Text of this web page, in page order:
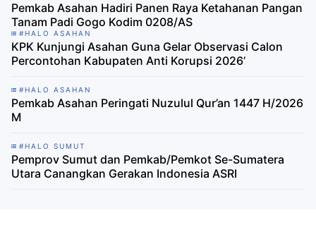
Pemkab Asahan Hadiri Panen Raya Ketahanan Pangan
Tanam Padi Gogo Kodim 0208/AS
#HALO ASAHAN
KPK Kunjungi Asahan Guna Gelar Observasi Calon
Percontohan Kabupaten Anti Korupsi 2026’
#HALO ASAHAN
Pemkab Asahan Peringati Nuzulul Qur’an 1447 H/2026
M
#HALO SUMUT
Pemprov Sumut dan Pemkab/Pemkot Se-Sumatera
Utara Canangkan Gerakan Indonesia ASRI